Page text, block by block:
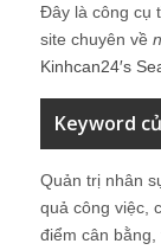
Đây là công cụ
site chuyên về
Kinhcan24′s
Keyword
Quản trị nhân
quả công việc,
điểm cân